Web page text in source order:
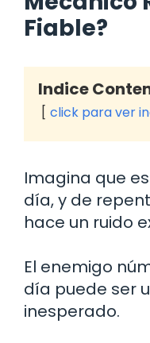
Fiable?
Indice
click para ver
Imagina que
día, y de
hace un ruido
El enemigo
día puede ser
inesperado.